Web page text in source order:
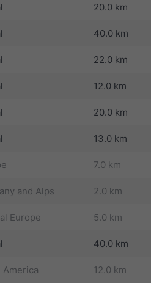
20.0 km
40.0 km
22.0 km
12.0 km
20.0 km
13.0 km
7.0 km
and Alps 2.0 km
Europe 5.0 km
40.0 km
America 12.0 km